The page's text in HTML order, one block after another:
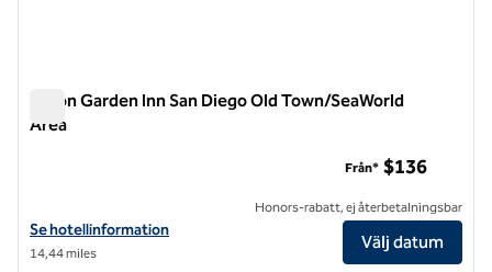
Hilton Garden Inn San Diego Old Town/SeaWorld
Area
Visa hotelluppgifter för Hilton Garden Inn San Diego Old Town/
Se hotellinformation
14,44 miles
Från* $136
Honors-rabatt, ej återbetalningsbar
Välj datum